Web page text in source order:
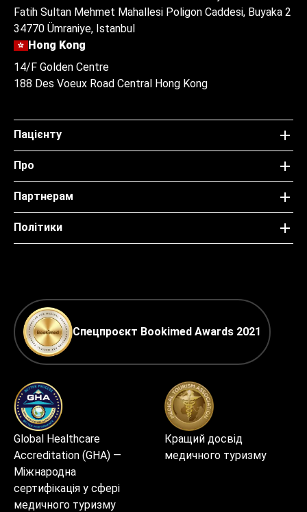
Fatih Sultan Mehmet Mahallesi Poligon Caddesi, Buyaka 2
34770 Ümraniye, Istanbul
Hong Kong
14/F Golden Centre
188 Des Voeux Road Central Hong Kong
Пацієнту
Про
Партнерам
Політики
Спецпроєкт Bookimed Awards 2021
Global Healthcare
Accreditation (GHA) —
Міжнародна
сертифікація у сфері
медичного туризму
Кращий досвід
медичного туризму